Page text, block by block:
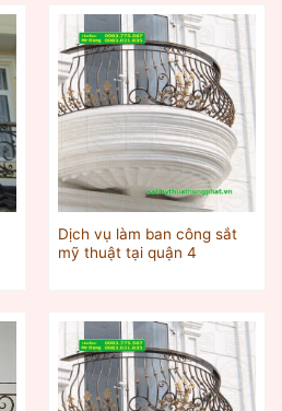
Dịch vụ làm ban công sắt
mỹ thuật tại quận 4